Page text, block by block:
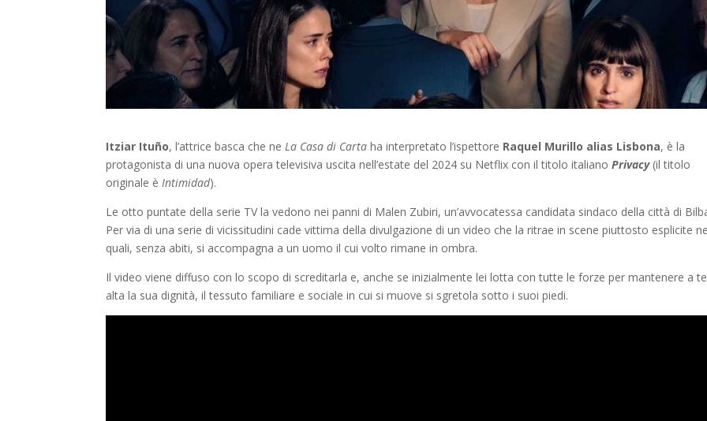
Itziar Ituño, l’attrice basca che neLa Casa di Carta ha interpretato l’ispettore Raquel Murillo alias Lisbona, è la
protagonista di una nuova opera televisiva uscita nell’estate del 2024 su Netflix con il titolo italiano Privacy(il titolo
originale è Intimidad).
Le otto puntate della serie TV la vedono nei panni di Malen Zubiri, un’avvocatessa candidata sindaco della città di
Per via di una serie di vicissitudini cade vittima della divulgazione di un video che la ritrae in scene piuttosto esplicite
quali, senza abiti, si accompagna a un uomo il cui volto rimane in ombra.
Il video viene diffuso con lo scopo di screditarla e, anche se inizialmente lei lotta con tutte le forze per mantenere a
alta la sua dignità, il tessuto familiare e sociale in cui si muove si sgretola sotto i suoi piedi.